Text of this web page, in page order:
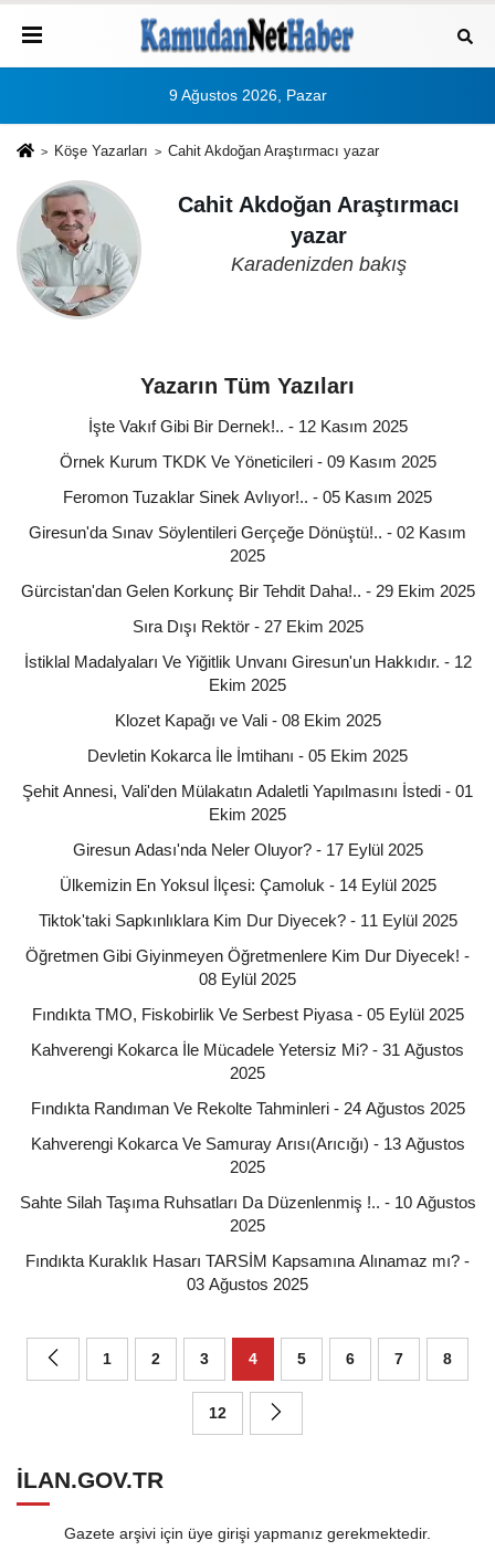
9 Ağustos 2026, Pazar
Köşe Yazarları Cahit Akdoğan Araştırmacı yazar
Cahit Akdoğan Araştırmacı
yazar
Karadenizden bakış
Yazarın Tüm Yazıları
İşte Vakıf Gibi Bir Dernek!.. - 12 Kasım 2025
Örnek Kurum TKDK Ve Yöneticileri - 09 Kasım 2025
Feromon Tuzaklar Sinek Avlıyor!.. - 05 Kasım 2025
Giresun'da Sınav Söylentileri Gerçeğe Dönüştü!.. - 02 Kasım
2025
Gürcistan'dan Gelen Korkunç Bir Tehdit Daha!.. - 29 Ekim 2025
Sıra Dışı Rektör - 27 Ekim 2025
İstiklal Madalyaları Ve Yiğitlik Unvanı Giresun'un Hakkıdır. - 12
Ekim 2025
Klozet Kapağı ve Vali - 08 Ekim 2025
Devletin Kokarca İle İmtihanı - 05 Ekim 2025
Şehit Annesi, Vali'den Mülakatın Adaletli Yapılmasını İstedi - 01
Ekim 2025
Giresun Adası'nda Neler Oluyor? - 17 Eylül 2025
Ülkemizin En Yoksul İlçesi: Çamoluk - 14 Eylül 2025
Tiktok'taki Sapkınlıklara Kim Dur Diyecek? - 11 Eylül 2025
Öğretmen Gibi Giyinmeyen Öğretmenlere Kim Dur Diyecek! -
08 Eylül 2025
Fındıkta TMO, Fiskobirlik Ve Serbest Piyasa - 05 Eylül 2025
Kahverengi Kokarca İle Mücadele Yetersiz Mi? - 31 Ağustos
2025
Fındıkta Randıman Ve Rekolte Tahminleri - 24 Ağustos 2025
Kahverengi Kokarca Ve Samuray Arısı(Arıcığı) - 13 Ağustos
2025
Sahte Silah Taşıma Ruhsatları Da Düzenlenmiş !.. - 10 Ağustos
2025
Fındıkta Kuraklık Hasarı TARSİM Kapsamına Alınamaz mı? -
03 Ağustos 2025
1 2 3 4 5 6 7 8
12
ILAN.GOV.TR
Gazete arşivi için üye girişi yapmanız gerekmektedir.